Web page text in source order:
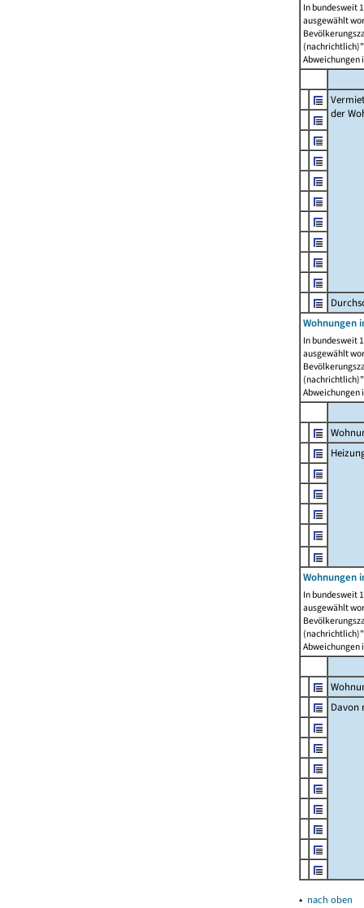
In bundesweit
ausgewählt
Abweichungen
der
Wohnungen
In bundesweit
ausgewählt
Abweichungen
Wohnungen
In bundesweit
ausgewählt
Abweichungen
Davon
▴ nach oben